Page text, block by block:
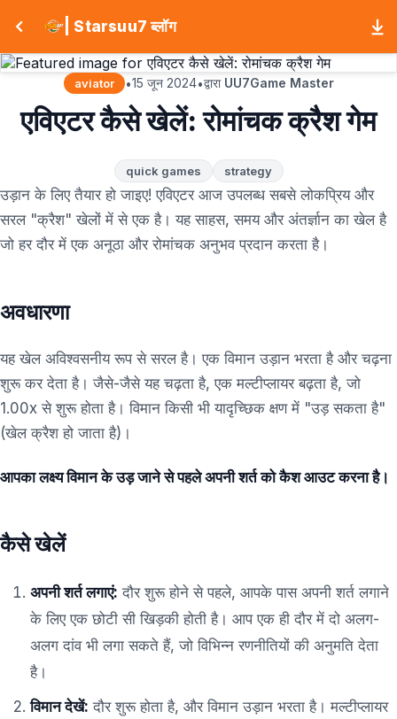
| Starsuu7 ब्लॉग
aviator •15 जून 2024•द्वारा UU7Game Master
एविएटर कैसे खेलें: रोमांचक क्रैश गेम
quick games strategy
उड़ान के लिए तैयार हो जाइए! एविएटर आज उपलब्ध सबसे लोकप्रिय और
सरल "क्रैश" खेलों में से एक है। यह साहस, समय और अंतर्ज्ञान का खेल है
जो हर दौर में एक अनूठा और रोमांचक अनुभव प्रदान करता है।
अवधारणा
यह खेल अविश्वसनीय रूप से सरल है। एक विमान उड़ान भरता है और चढ़ना
शुरू कर देता है। जैसे-जैसे यह चढ़ता है, एक मल्टीप्लायर बढ़ता है, जो
1.00x से शुरू होता है। विमान किसी भी यादृच्छिक क्षण में "उड़ सकता है"
(खेल क्रैश हो जाता है)।
आपका लक्ष्य विमान के उड़ जाने से पहले अपनी शर्त को कैश आउट करना है।
कैसे खेलें
अपनी शर्त लगाएं: दौर शुरू होने से पहले, आपके पास अपनी शर्त लगाने
के लिए एक छोटी सी खिड़की होती है। आप एक ही दौर में दो अलग-
अलग दांव भी लगा सकते हैं, जो विभिन्न रणनीतियों की अनुमति देता
है।
विमान देखें: दौर शुरू होता है, और विमान उड़ान भरता है। मल्टीप्लायर